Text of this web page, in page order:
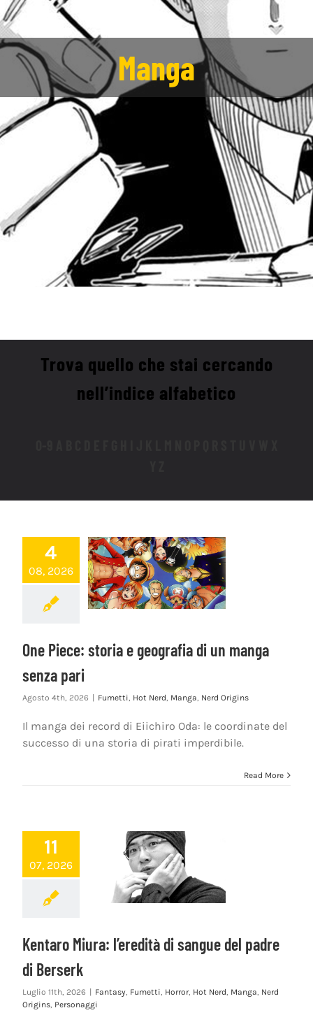
Manga
Trova quello che stai cercando
nell’indice alfabetico
4
08, 2026
One Piece: storia e geografia di un manga
senza pari
Agosto 4th, 2026 Fumetti, Hot Nerd, Manga, Nerd Origins
Il manga dei record di Eiichiro Oda: le coordinate del
successo di una storia di pirati imperdibile.
Read More
11
07, 2026
Kentaro Miura: l’eredità di sangue del padre
di Berserk
Luglio 11th, 2026 Fantasy, Fumetti, Horror, Hot Nerd, Manga, Nerd
Origins, Personaggi